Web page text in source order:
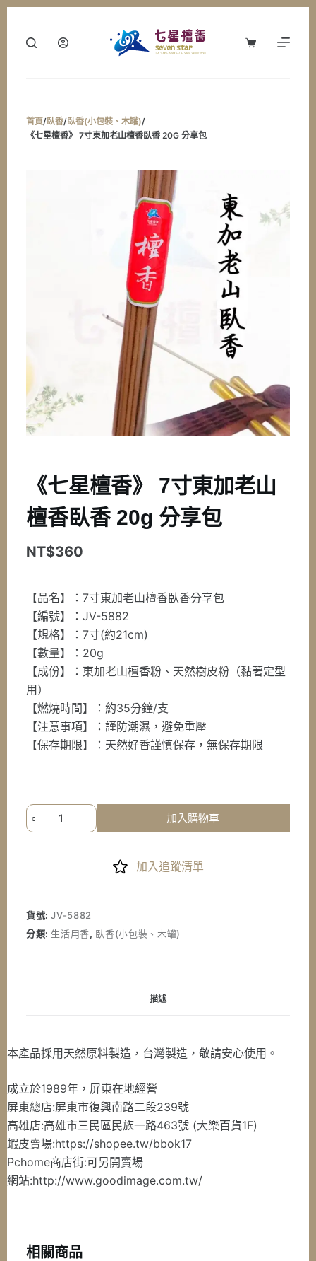
購
首頁/臥香/臥香(小包裝、木罐)/
《七星檀香》 7寸東加老山檀香臥香 20G 分享包
《七星檀香》 7寸東加老山
檀香臥香 20g 分享包
NT$360
【品名】：7寸東加老山檀香臥香分享包
【編號】：JV-5882
【規格】：7寸(約21cm)
【數量】：20g
【成份】：東加老山檀香粉、天然樹皮粉（黏著定型
用）
【燃燒時間】：約35分鐘/支
【注意事項】：謹防潮濕，避免重壓
【保存期限】：天然好香謹慎保存，無保存期限
《七
星
東
加
20g
享
包
數
量
加入購物車
加入追蹤清單
貨號:JV-5882
分類: 生活用香, 臥香(小包裝、木罐)
描述
本產品採用天然原料製造，台灣製造，敬請安心使用。
成立於1989年，屏東在地經營
屏東總店:屏東市復興南路二段239號
高雄店:高雄市三民區民族一路463號 (大樂百貨1F)
蝦皮賣場:https://shopee.tw/bbok17
Pchome商店街:可另開賣場
網站:http://www.goodimage.com.tw/
相關商品